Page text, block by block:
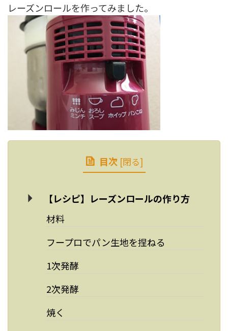
レーズンロールを作ってみました。
目次 [閉る]
【レシピ】レーズンロールの作り方
材料
フープロでパン生地を捏ねる
1次発酵
2次発酵
焼く